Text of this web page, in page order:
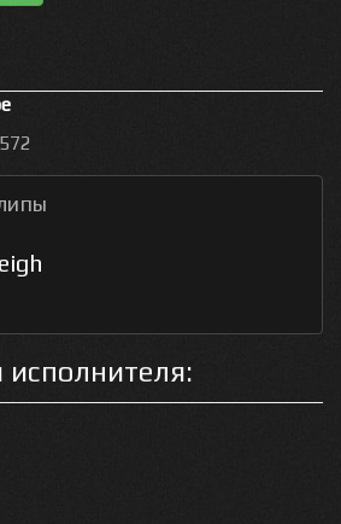
исполнителя: